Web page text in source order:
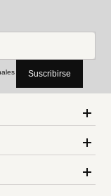
Suscribirse